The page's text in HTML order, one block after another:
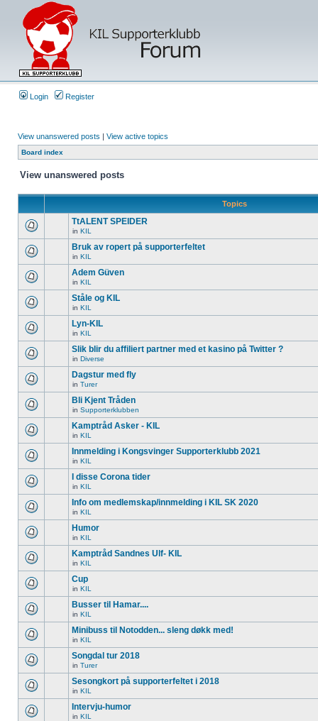
Login Register
View unanswered posts | View active topics
Board index
View unanswered posts
Topics
TtALENT SPEIDER
in KIL
Bruk av ropert på supporterfeltet
in KIL
Adem Güven
in KIL
Ståle og KIL
in KIL
Lyn-KIL
in KIL
Slik blir du affiliert partner med et kasino på Twitter ?
in Diverse
Dagstur med fly
in Turer
Bli Kjent Tråden
in Supporterklubben
Kamptråd Asker - KIL
in KIL
Innmelding i Kongsvinger Supporterklubb 2021
in KIL
I disse Corona tider
in KIL
Info om medlemskap/innmelding i KIL SK 2020
in KIL
Humor
in KIL
Kamptråd Sandnes Ulf- KIL
in KIL
Cup
in KIL
Busser til Hamar....
in KIL
Minibuss til Notodden... sleng døkk med!
in KIL
Songdal tur 2018
in Turer
Sesongkort på supporterfeltet i 2018
in KIL
Intervju-humor
in KIL